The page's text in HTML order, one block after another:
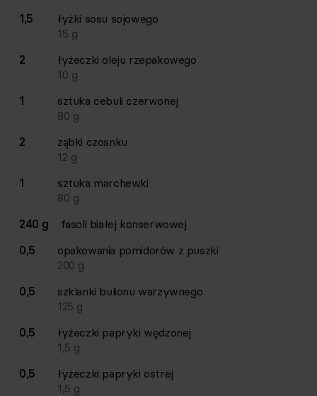
1,5
łyżki sosu sojowego
15 g
2
łyżeczki oleju rzepakowego
10 g
1
sztuka cebuli czerwonej
80 g
2
ząbki czosnku
12 g
1
sztuka marchewki
80 g
240 g
fasoli białej konserwowej
0,5
opakowania pomidorów z puszki
200 g
0,5
szklanki bulionu warzywnego
125 g
0,5
łyżeczki papryki wędzonej
1,5 g
0,5
łyżeczki papryki ostrej
1,5 g